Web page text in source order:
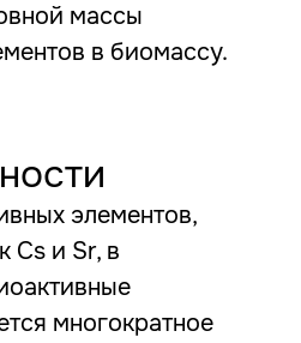
массы
в биомассу.
элементов,
Cs и Sr, в
многократное